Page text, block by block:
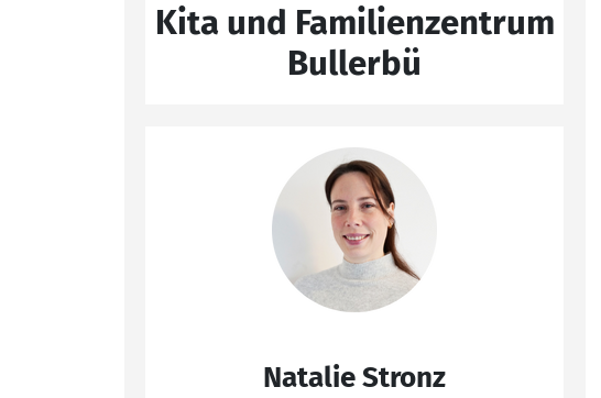
Kita und Familienzentrum
Bullerbü
Natalie Stronz